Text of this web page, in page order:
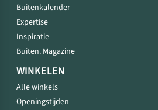
Buitenkalender
Expertise
Inspiratie
Buiten. Magazine
WINKELEN
Alle winkels
Openingstijden